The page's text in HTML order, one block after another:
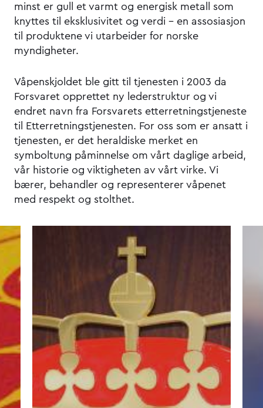
minst er gull et varmt og energisk metall som
knyttes til eksklusivitet og verdi – en assosiasjon
til produktene vi utarbeider for norske
myndigheter.
Våpenskjoldet ble gitt til tjenesten i 2003 da
Forsvaret opprettet ny lederstruktur og vi
endret navn fra Forsvarets etterretningstjeneste
til Etterretningstjenesten. For oss som er ansatt i
tjenesten, er det heraldiske merket en
symboltung påminnelse om vårt daglige arbeid,
vår historie og viktigheten av vårt virke. Vi
bærer, behandler og representerer våpenet
med respekt og stolthet.